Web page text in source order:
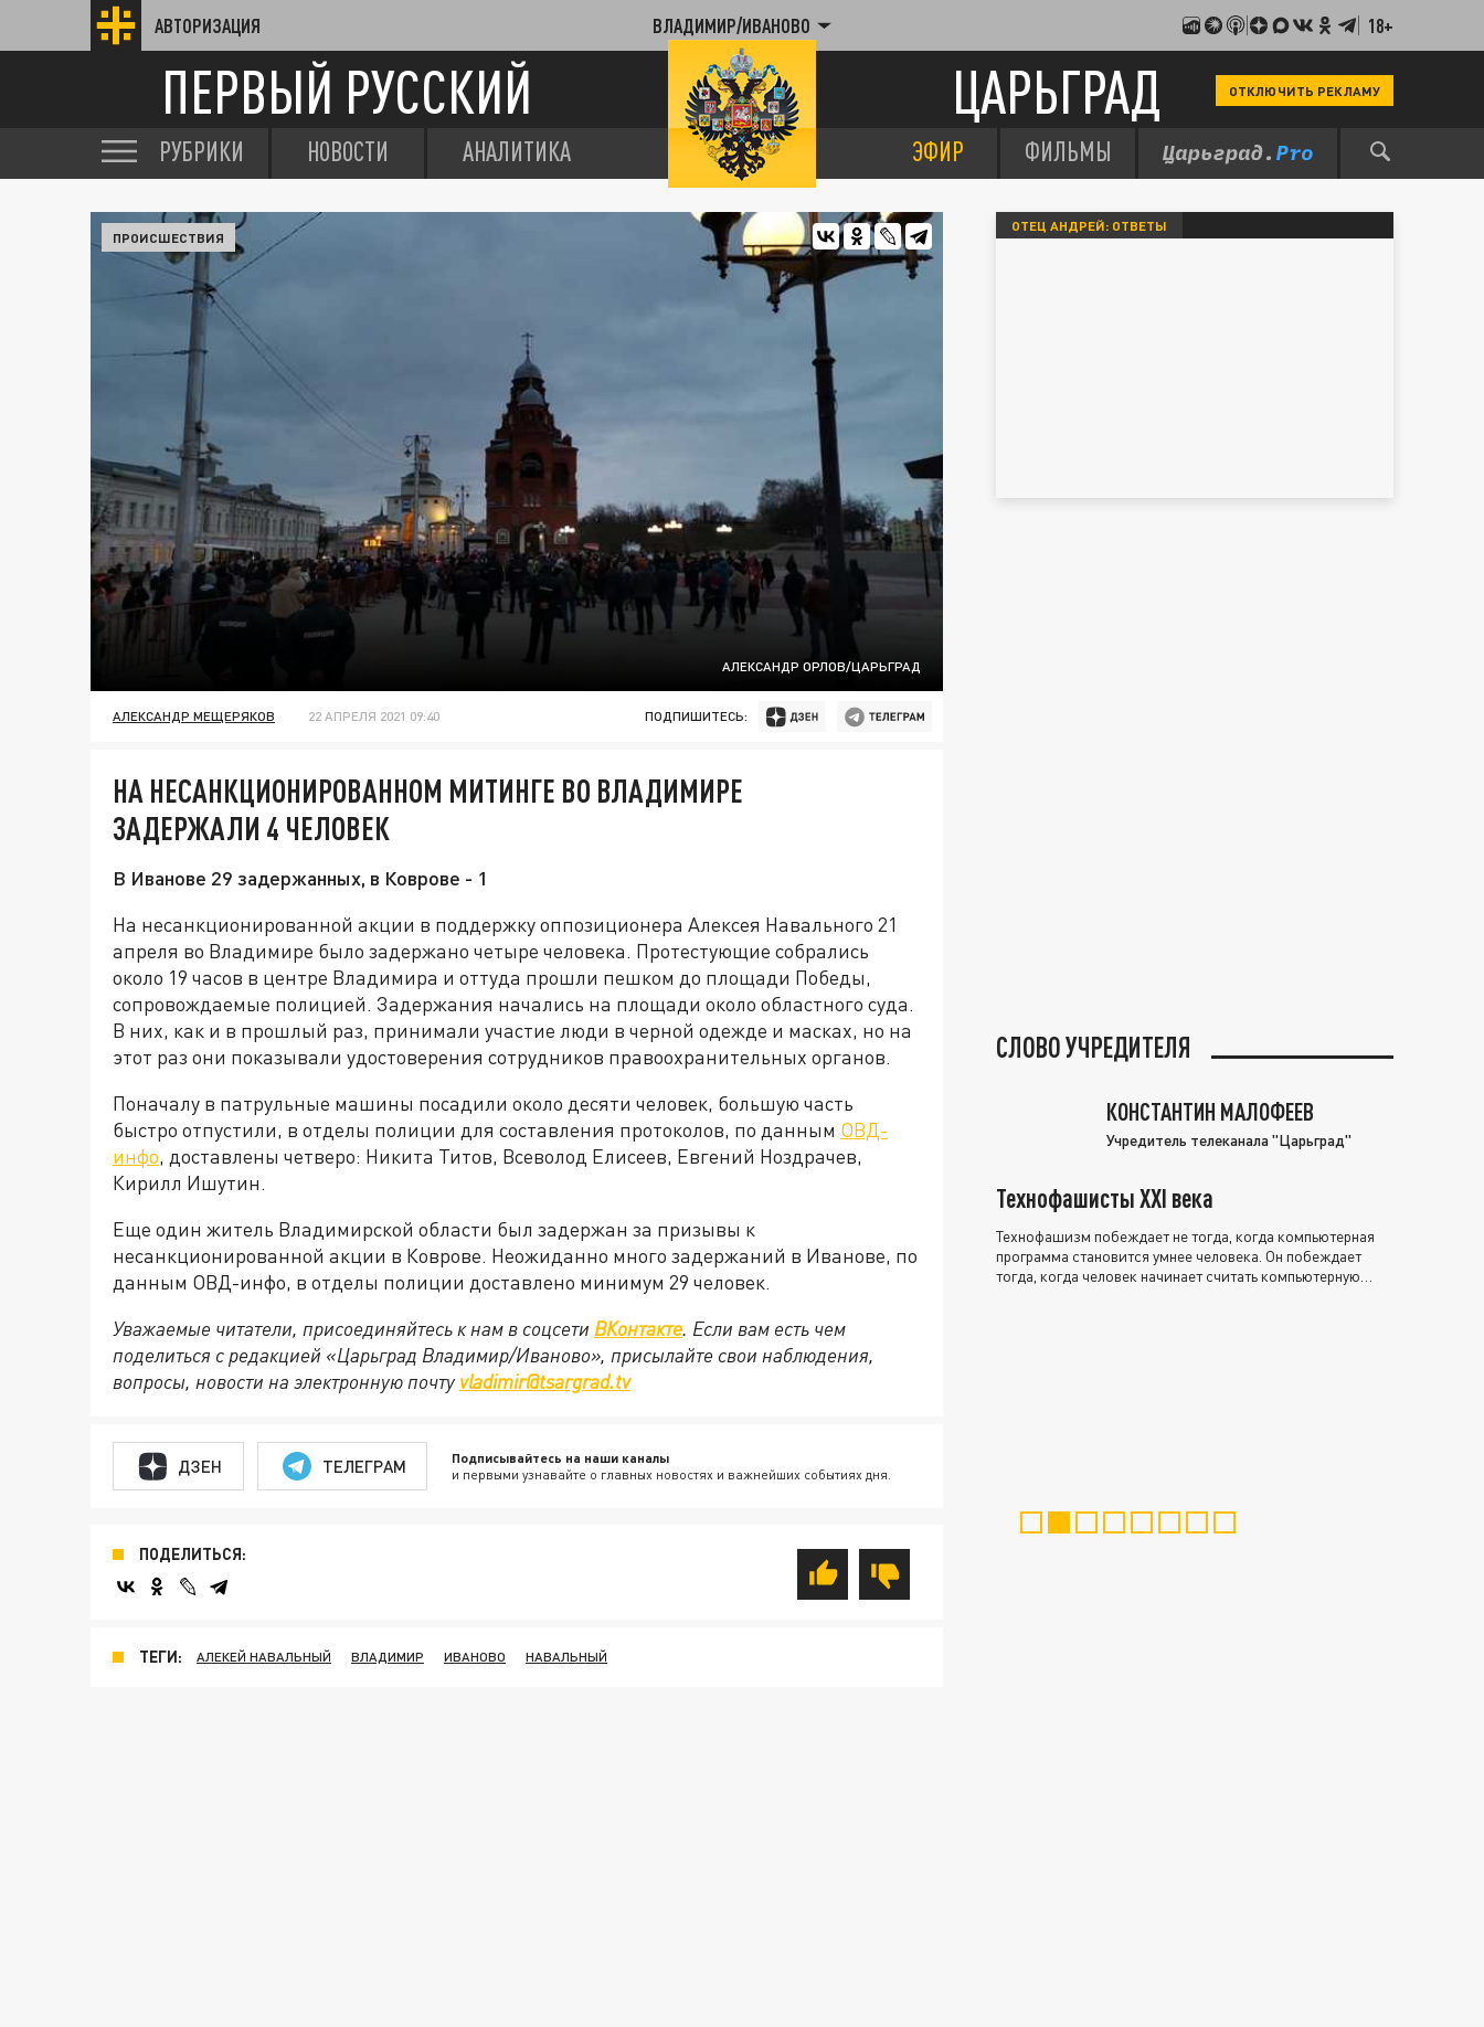
АВТОРИЗАЦИЯ ВЛАДИМИР/ИВАНОВО 18+
ПЕРВЫЙ РУССКИЙ ЦАРЬГРАД ОТКЛЮЧИТЬ РЕКЛАМУ
РУБРИКИ НОВОСТИ АНАЛИТИКА ЭФИР ФИЛЬМЫ
АЛЕКСАНДР ОРЛОВ/ЦАРЬГРАД
ПРОИСШЕСТВИЯ
АЛЕКСАНДР МЕЩЕРЯКОВ 22 АПРЕЛЯ 2021 09:40 ПОДПИШИТЕСЬ:
НА НЕСАНКЦИОНИРОВАННОМ МИТИНГЕ ВО ВЛАДИМИРЕ
ЗАДЕРЖАЛИ 4 ЧЕЛОВЕК
В Иванове 29 задержанных, в Коврове - 1
На несанкционированной акции в поддержку оппозиционера Алексея Навального 21
апреля во Владимире было задержано четыре человека. Протестующие собрались
около 19 часов в центре Владимира и оттуда прошли пешком до площади Победы,
сопровождаемые полицией. Задержания начались на площади около областного суда.
В них, как и в прошлый раз, принимали участие люди в черной одежде и масках, но на
этот раз они показывали удостоверения сотрудников правоохранительных органов.
Поначалу в патрульные машины посадили около десяти человек, большую часть
быстро отпустили, в отделы полиции для составления протоколов, по данным ОВД-
инфо, доставлены четверо: Никита Титов, Всеволод Елисеев, Евгений Ноздрачев,
Кирилл Ишутин.
Еще один житель Владимирской области был задержан за призывы к
несанкционированной акции в Коврове. Неожиданно много задержаний в Иванове, по
данным ОВД-инфо, в отделы полиции доставлено минимум 29 человек.
Уважаемые читатели, присоединяйтесь к нам в соцсети ВКонтакте. Если вам есть чем
поделиться с редакцией «Царьград Владимир/Иваново», присылайте свои наблюдения,
вопросы, новости на электронную почту vladimir@tsargrad.tv
ДЗЕН ТЕЛЕГРАМ Подписывайтесь на наши каналы
и первыми узнавайте о главных новостях и важнейших событиях дня.
ПОДЕЛИТЬСЯ:
ТЕГИ: АЛЕКЕЙ НАВАЛЬНЫЙ ВЛАДИМИР ИВАНОВО НАВАЛЬНЫЙ
ОТЕЦ АНДРЕЙ: ОТВЕТЫ
СЛОВО УЧРЕДИТЕЛЯ
КОНСТАНТИН МАЛОФЕЕВ
Учредитель телеканала "Царьград"
Технофашисты XXI века
Технофашизм побеждает не тогда, когда компьютерная
программа становится умнее человека. Он побеждает
тогда, когда человек начинает считать компьютерную